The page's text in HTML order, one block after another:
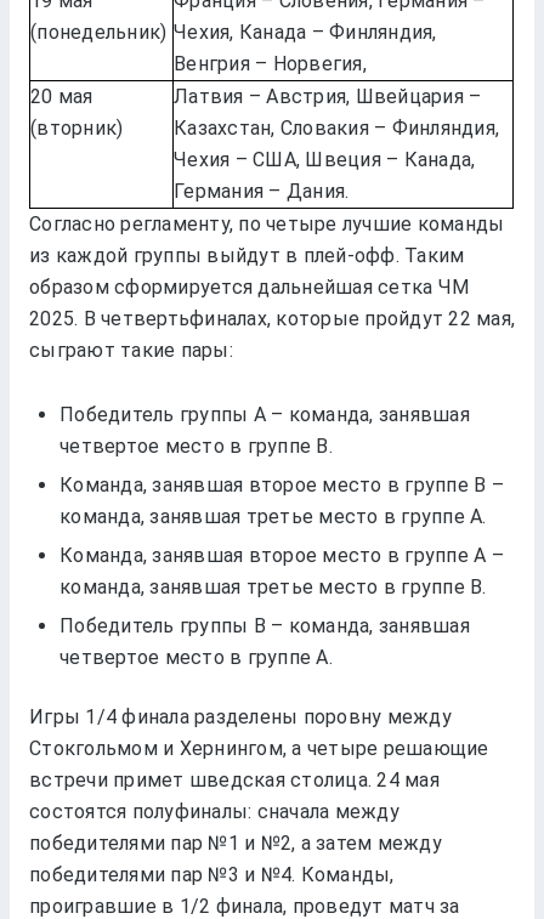
(понедельник) Чехия, Канада – Финляндия,
Венгрия – Норвегия,
20 мая
(вторник)
Латвия – Австрия, Швейцария –
Казахстан, Словакия – Финляндия,
Чехия – США, Швеция – Канада,
Германия – Дания.
Согласно регламенту, по четыре лучшие команды
из каждой группы выйдут в плей-офф. Таким
образом сформируется дальнейшая сетка ЧМ
2025. В четвертьфиналах, которые пройдут 22 мая,
сыграют такие пары:
Победитель группы А – команда, занявшая
четвертое место в группе В.
Команда, занявшая второе место в группе В –
команда, занявшая третье место в группе А.
Команда, занявшая второе место в группе А –
команда, занявшая третье место в группе В.
Победитель группы В – команда, занявшая
четвертое место в группе А.
Игры 1/4 финала разделены поровну между
Стокгольмом и Хернингом, а четыре решающие
встречи примет шведская столица. 24 мая
состоятся полуфиналы: сначала между
победителями пар №1 и №2, а затем между
победителями пар №3 и №4. Команды,
проигравшие в 1/2 финала, проведут матч за